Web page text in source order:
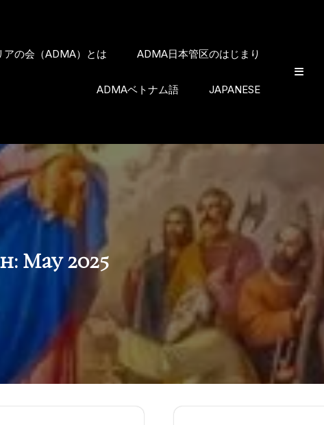
アの会（ADMA）とは ADMA日本管区のはじまり
ADMAベトナム語 JAPANESE
May 2025